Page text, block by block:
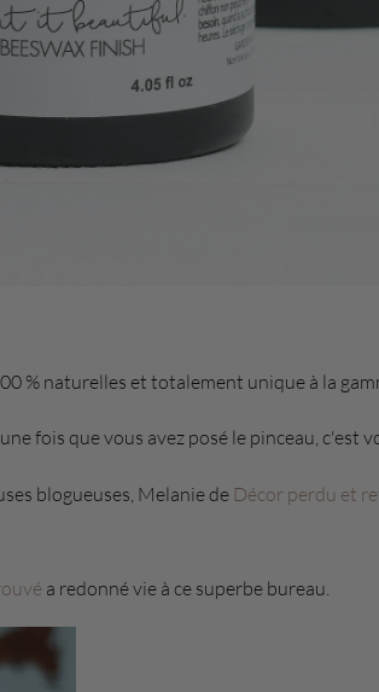
% naturelles et totalement unique à la
fois que vous avez posé le pinceau, c'est
blogueuses, Melanie de Décor perdu et
a redonné vie à ce superbe bureau.